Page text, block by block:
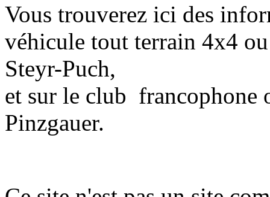
Vous trouverez ici des
véhicule tout terrain 4x4
Steyr-Puch,
et sur le club francophone
Pinzgauer.